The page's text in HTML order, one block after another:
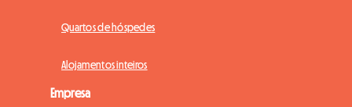
Quartos de hóspedes
Alojamentos inteiros
Empresa